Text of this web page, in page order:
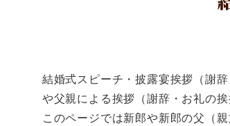
結婚式スピーチ・披露宴挨拶（謝
や父親による挨拶（謝辞・お礼の挨
このページでは新郎や新郎の父（